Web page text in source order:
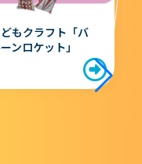
ボット＆プログラ
グ教室 「ジャイ
ューター with